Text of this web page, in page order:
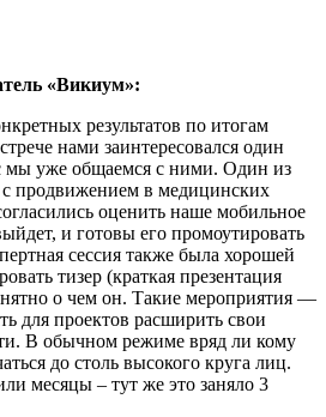
«Викиум»:
результатов по итогам
нами заинтересовался один
мы уже общаемся с ними. Один из
с продвижением в медицинских
оценить наше мобильное
и готовы его промоутировать
сессия также была хорошей
тизер (краткая презентация
о чем он. Такие мероприятия —
для проектов расширить свои
В обычном режиме вряд ли кому
до столь высокого круга лиц.
месяцы – тут же это заняло 3